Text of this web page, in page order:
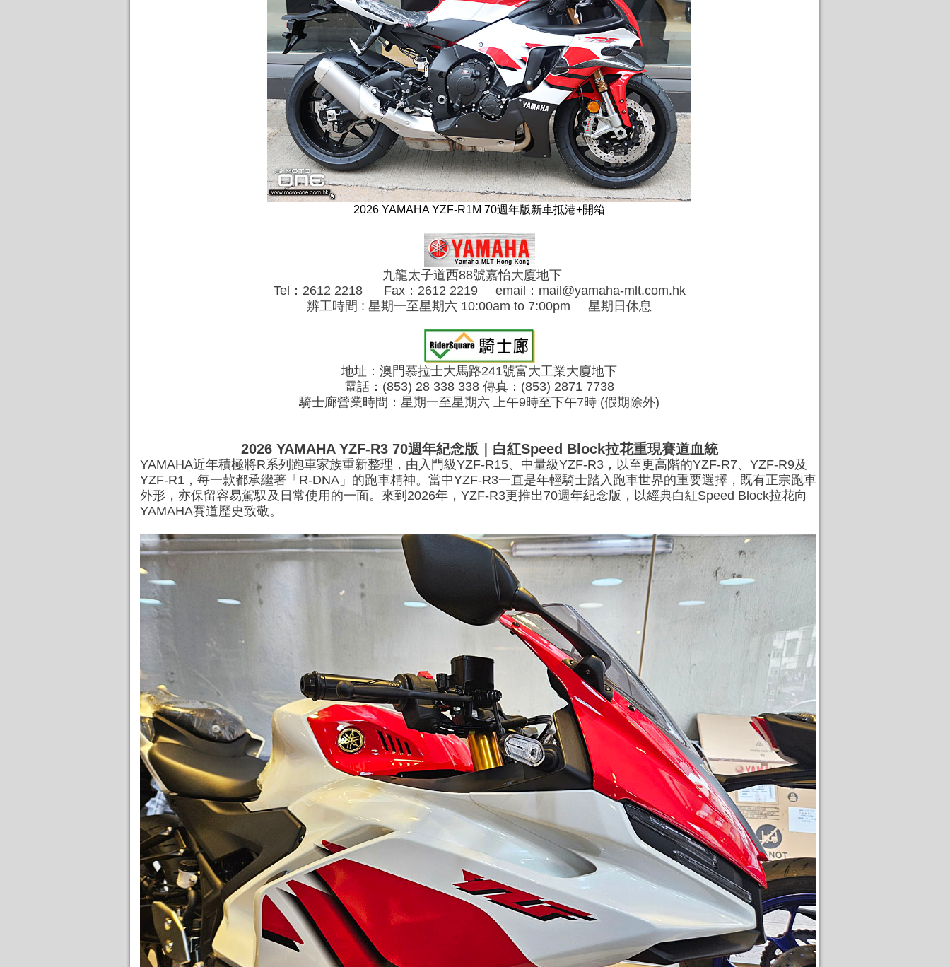
2026 YAMAHA YZF-R1M 70週年版新車抵港+開箱
九龍太子道西88號嘉怡大廈地下
Tel：2612 2218 Fax：2612 2219 email：mail@yamaha-mlt.com.hk
辨工時間 : 星期一至星期六 10:00am to 7:00pm
星期日休息
地址：澳門慕拉士大馬路241號富大工業大廈地下
電話：(853) 28 338 338 傳真：(853) 2871 7738
騎士廊營業時間：星期一至星期六 上午9時至下午7時 (假期除外)
2026 YAMAHA YZF-R3 70週年紀念版｜白紅Speed Block拉花重現賽道血統
YAMAHA近年積極將R系列跑車家族重新整理，由入門級YZF-R15、中量級YZF-R3，以至更高階的YZF-R7、YZF-R9及
YZF-R1，每一款都承繼著「R-DNA」的跑車精神。當中YZF-R3一直是年輕騎士踏入跑車世界的重要選擇，既有正宗跑車
外形，亦保留容易駕馭及日常使用的一面。來到2026年，YZF-R3更推出70週年紀念版，以經典白紅Speed Block拉花向
YAMAHA賽道歷史致敬。